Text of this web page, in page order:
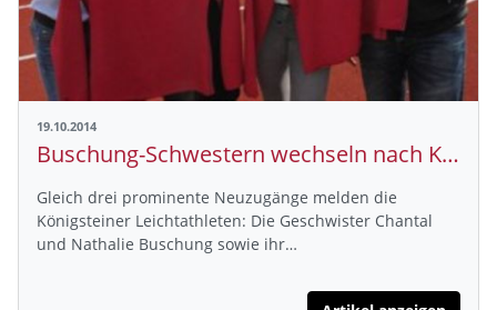
19.10.2014
Buschung-Schwestern wechseln nach Königstein
Gleich drei prominente Neuzugänge melden die
Königsteiner Leichtathleten: Die Geschwister Chantal
und Nathalie Buschung sowie ihr…